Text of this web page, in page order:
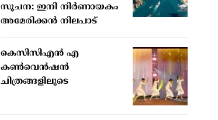
സൂചന: ഇനി നിര്‍ണായകം
അമേരിക്കന്‍ നിലപാട്
കെസിസിഎൻ എ
കൺവെൻഷൻ
ചിത്രങ്ങളിലൂടെ